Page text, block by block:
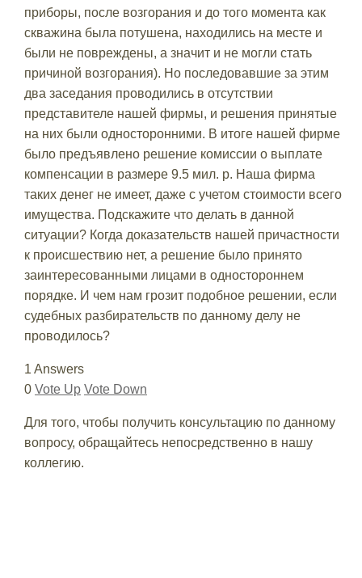
приборы, после возгорания и до того момента как
скважина была потушена, находились на месте и
были не повреждены, а значит и не могли стать
причиной возгорания). Но последовавшие за этим
два заседания проводились в отсутствии
представителе нашей фирмы, и решения принятые
на них были односторонними. В итоге нашей фирме
было предъявлено решение комиссии о выплате
компенсации в размере 9.5 мил. р. Наша фирма
таких денег не имеет, даже с учетом стоимости всего
имущества. Подскажите что делать в данной
ситуации? Когда доказательств нашей причастности
к происшествию нет, а решение было принято
заинтересованными лицами в одностороннем
порядке. И чем нам грозит подобное решении, если
судебных разбирательств по данному делу не
проводилось?
1 Answers
0 Vote Up Vote Down
Для того, чтобы получить консультацию по данному
вопросу, обращайтесь непосредственно в нашу
коллегию.